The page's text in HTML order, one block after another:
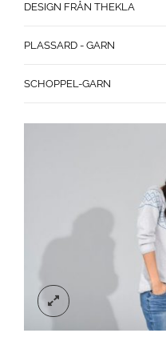
DESIGN FRÅN THEKLA
PLASSARD - GARN
SCHOPPEL-GARN